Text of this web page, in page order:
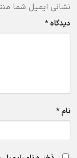
نشانی ایمیل شما
دیدگاه*
نام*